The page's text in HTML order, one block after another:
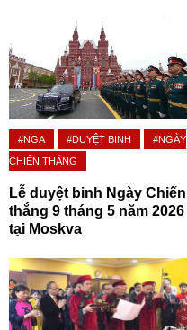
#NGA #DUYỆT BINH
#NGÀY
CHIẾN THẮNG
Lễ duyệt binh Ngày Chiến
thắng 9 tháng 5 năm 2026
tại Moskva